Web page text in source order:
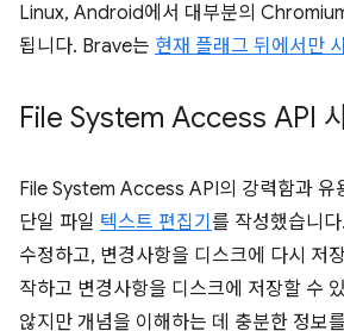
Linux, Android에서 대부분의
됩니다. Brave는 현재 플래그 뒤에서만
File System Access API
File System Access API의 강력함과 유
단일 파일 텍스트 편집기 를 작성했습니
수정하고, 변경사항을 디스크에 다시 저
작하고 변경사항을 디스크에 저장할 수
않지만 개념을 이해하는 데 충분한 정보